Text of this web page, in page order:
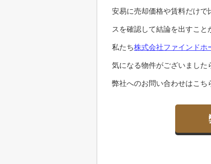
安易に売却価格や賃料だけで
スを確認して結論を出すこと
私たち株式会社ファインドホ
気になる物件がございました
弊社へのお問い合わせはこち